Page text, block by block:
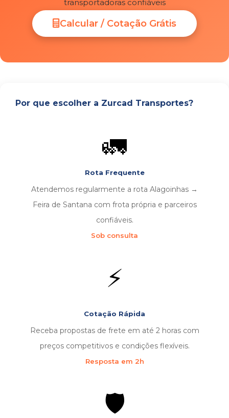
transportadoras confiáveis
Calcular / Cotação Grátis
Por que escolher a Zurcad Transportes?
🚛
Rota Frequente
Atendemos regularmente a rota Alagoinhas →
Feira de Santana com frota própria e parceiros
confiáveis.
Sob consulta
⚡
Cotação Rápida
Receba propostas de frete em até 2 horas com
preços competitivos e condições flexíveis.
Resposta em 2h
🛡️